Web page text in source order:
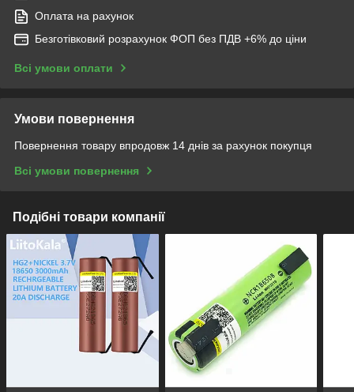
Оплата на рахунок
Безготівковий розрахунок ФОП без ПДВ +6% до ціни
Всі умови оплати
Умови повернення
Повернення товару впродовж 14 днів за рахунок покупця
Всі умови повернення
Подібні товари компанії